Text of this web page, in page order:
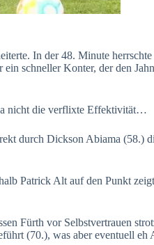
In der 48. Minute
schneller Konter, der den
nicht die verflixte Effektivität…
durch Dickson Abiama (58.)
Patrick Alt auf den Punkt
Fürth vor Selbstvertrauen
(70.), was aber eventuell eh